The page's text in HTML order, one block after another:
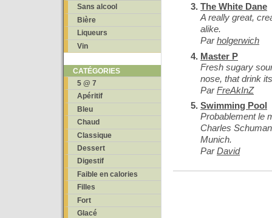
Sans alcool
Bière
Liqueurs
Vin
CATÉGORIES
5 @ 7
Apéritif
Bleu
Chaud
Classique
Dessert
Digestif
Faible en calories
Filles
Fort
Glacé
The White Dane
A really great,
alike.
Parholgerwich
Master P
Fresh sugary
nose, that drink
ParFreAkInZ
Swimming Pool
Probablement le
Charles
Munich.
ParDavid